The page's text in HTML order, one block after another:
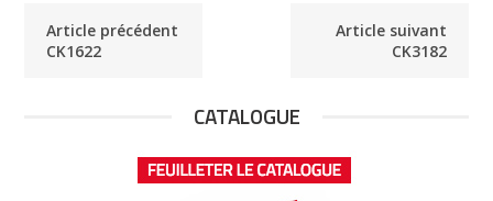
Article précédent
CK1622
Article suivant
CK3182
CATALOGUE